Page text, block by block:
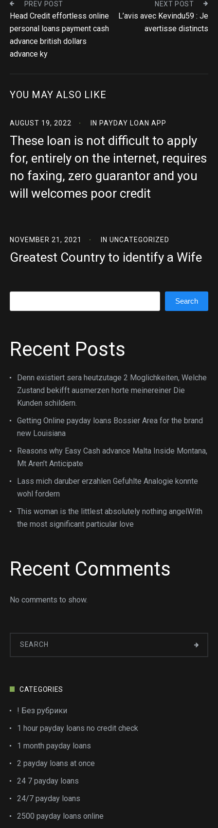
PREV POST
Head Credit effortless online
personal loans payment cash
advance british dollars
advance ky
NEXT POST
L’avis avec Kevindu59 : Je
avertisse distincts
YOU MAY ALSO LIKE
AUGUST 19, 2022 IN PAYDAY LOAN APP
These loan is not difficult to apply
for, entirely on the internet, requires
no faxing, zero guarantor and you
will welcomes poor credit
NOVEMBER 21, 2021 IN UNCATEGORIZED
Greatest Country to identify a Wife
Search
Recent Posts
Denn existiert sera heutzutage 2 Moglichkeiten, Welche
Zustand bekifft ausmerzen horte meinereiner Die
Kunden schildern.
Getting Online payday loans Bossier Area for the brand
new Louisiana
Reasons why Easy Cash advance Malta Inside Montana,
Mt Aren’t Anticipate
Lass mich daruber erzahlen Gefuhlte Analogie konnte
wohl fordern
This woman is the littlest absolutely nothing angelWith
the most significant particular love
Recent Comments
No comments to show.
CATEGORIES
! Без рубрики
1 hour payday loans no credit check
1 month payday loans
2 payday loans at once
24 7 payday loans
24/7 payday loans
2500 payday loans online